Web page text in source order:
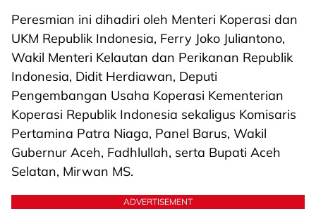
Peresmian ini dihadiri oleh Menteri Koperasi dan
UKM Republik Indonesia, Ferry Joko Juliantono,
Wakil Menteri Kelautan dan Perikanan Republik
Indonesia, Didit Herdiawan, Deputi
Pengembangan Usaha Koperasi Kementerian
Koperasi Republik Indonesia sekaligus Komisaris
Pertamina Patra Niaga, Panel Barus, Wakil
Gubernur Aceh, Fadhlullah, serta Bupati Aceh
Selatan, Mirwan MS.
ADVERTISEMENT